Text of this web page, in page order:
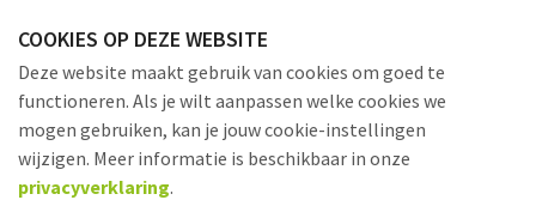
links
over
Jump
to
navigation
Word nu lid
COOKIES OP DEZE WEBSITE
Deze website maakt gebruik van cookies om goed te
functioneren. Als je wilt aanpassen welke cookies we
mogen gebruiken, kan je jouw cookie-instellingen
wijzigen. Meer informatie is beschikbaar in onze
privacyverklaring.